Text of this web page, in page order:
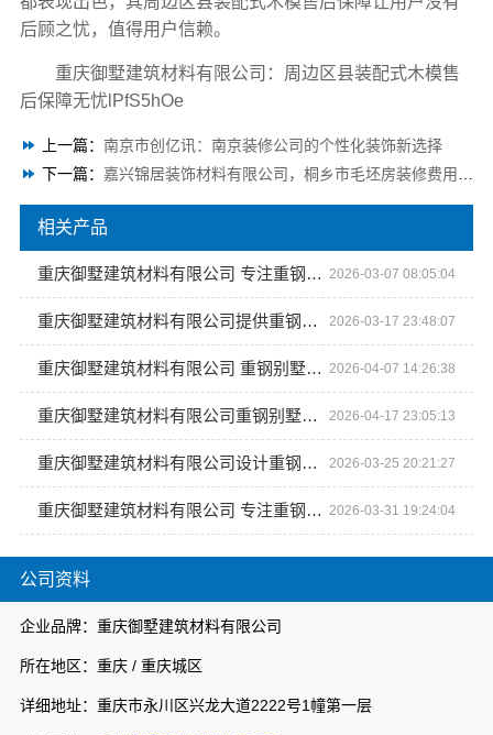
公司资料
企业品牌：重庆御墅建筑材料有限公司
所在地区：重庆 / 重庆城区
详细地址：重庆市永川区兴龙大道2222号1幢第一层
后顾之忧，值得用户信赖。
重庆御墅建筑材料有限公司：周边区县装配式木模售
后保障无忧lPfS5hOe
上一篇： 南京市创亿讯：南京装修公司的个性化装饰新选择
下一篇： 嘉兴锦居装饰材料有限公司，桐乡市毛坯房装修费用明晰
相关产品
重庆御墅建筑材料有限公司 专注重钢别墅定制 2026-03-07 08:05:04
重庆御墅建筑材料有限公司提供重钢别墅一站式服务 2026-03-17 23:48:07
重庆御墅建筑材料有限公司 重钢别墅一站式服务 2026-04-07 14:26:38
重庆御墅建筑材料有限公司重钢别墅工期 2026-04-17 23:05:13
重庆御墅建筑材料有限公司设计重钢别墅 2026-03-25 20:21:27
重庆御墅建筑材料有限公司 专注重钢别墅建造 2026-03-31 19:24:04